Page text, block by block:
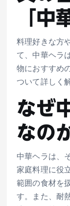
「中
料理好きな方
て、中華ヘラ
物におすすめ
ついて詳しく
なぜ
なの
中華ヘラは、
家庭料理に役
範囲の食材を
す。また、耐